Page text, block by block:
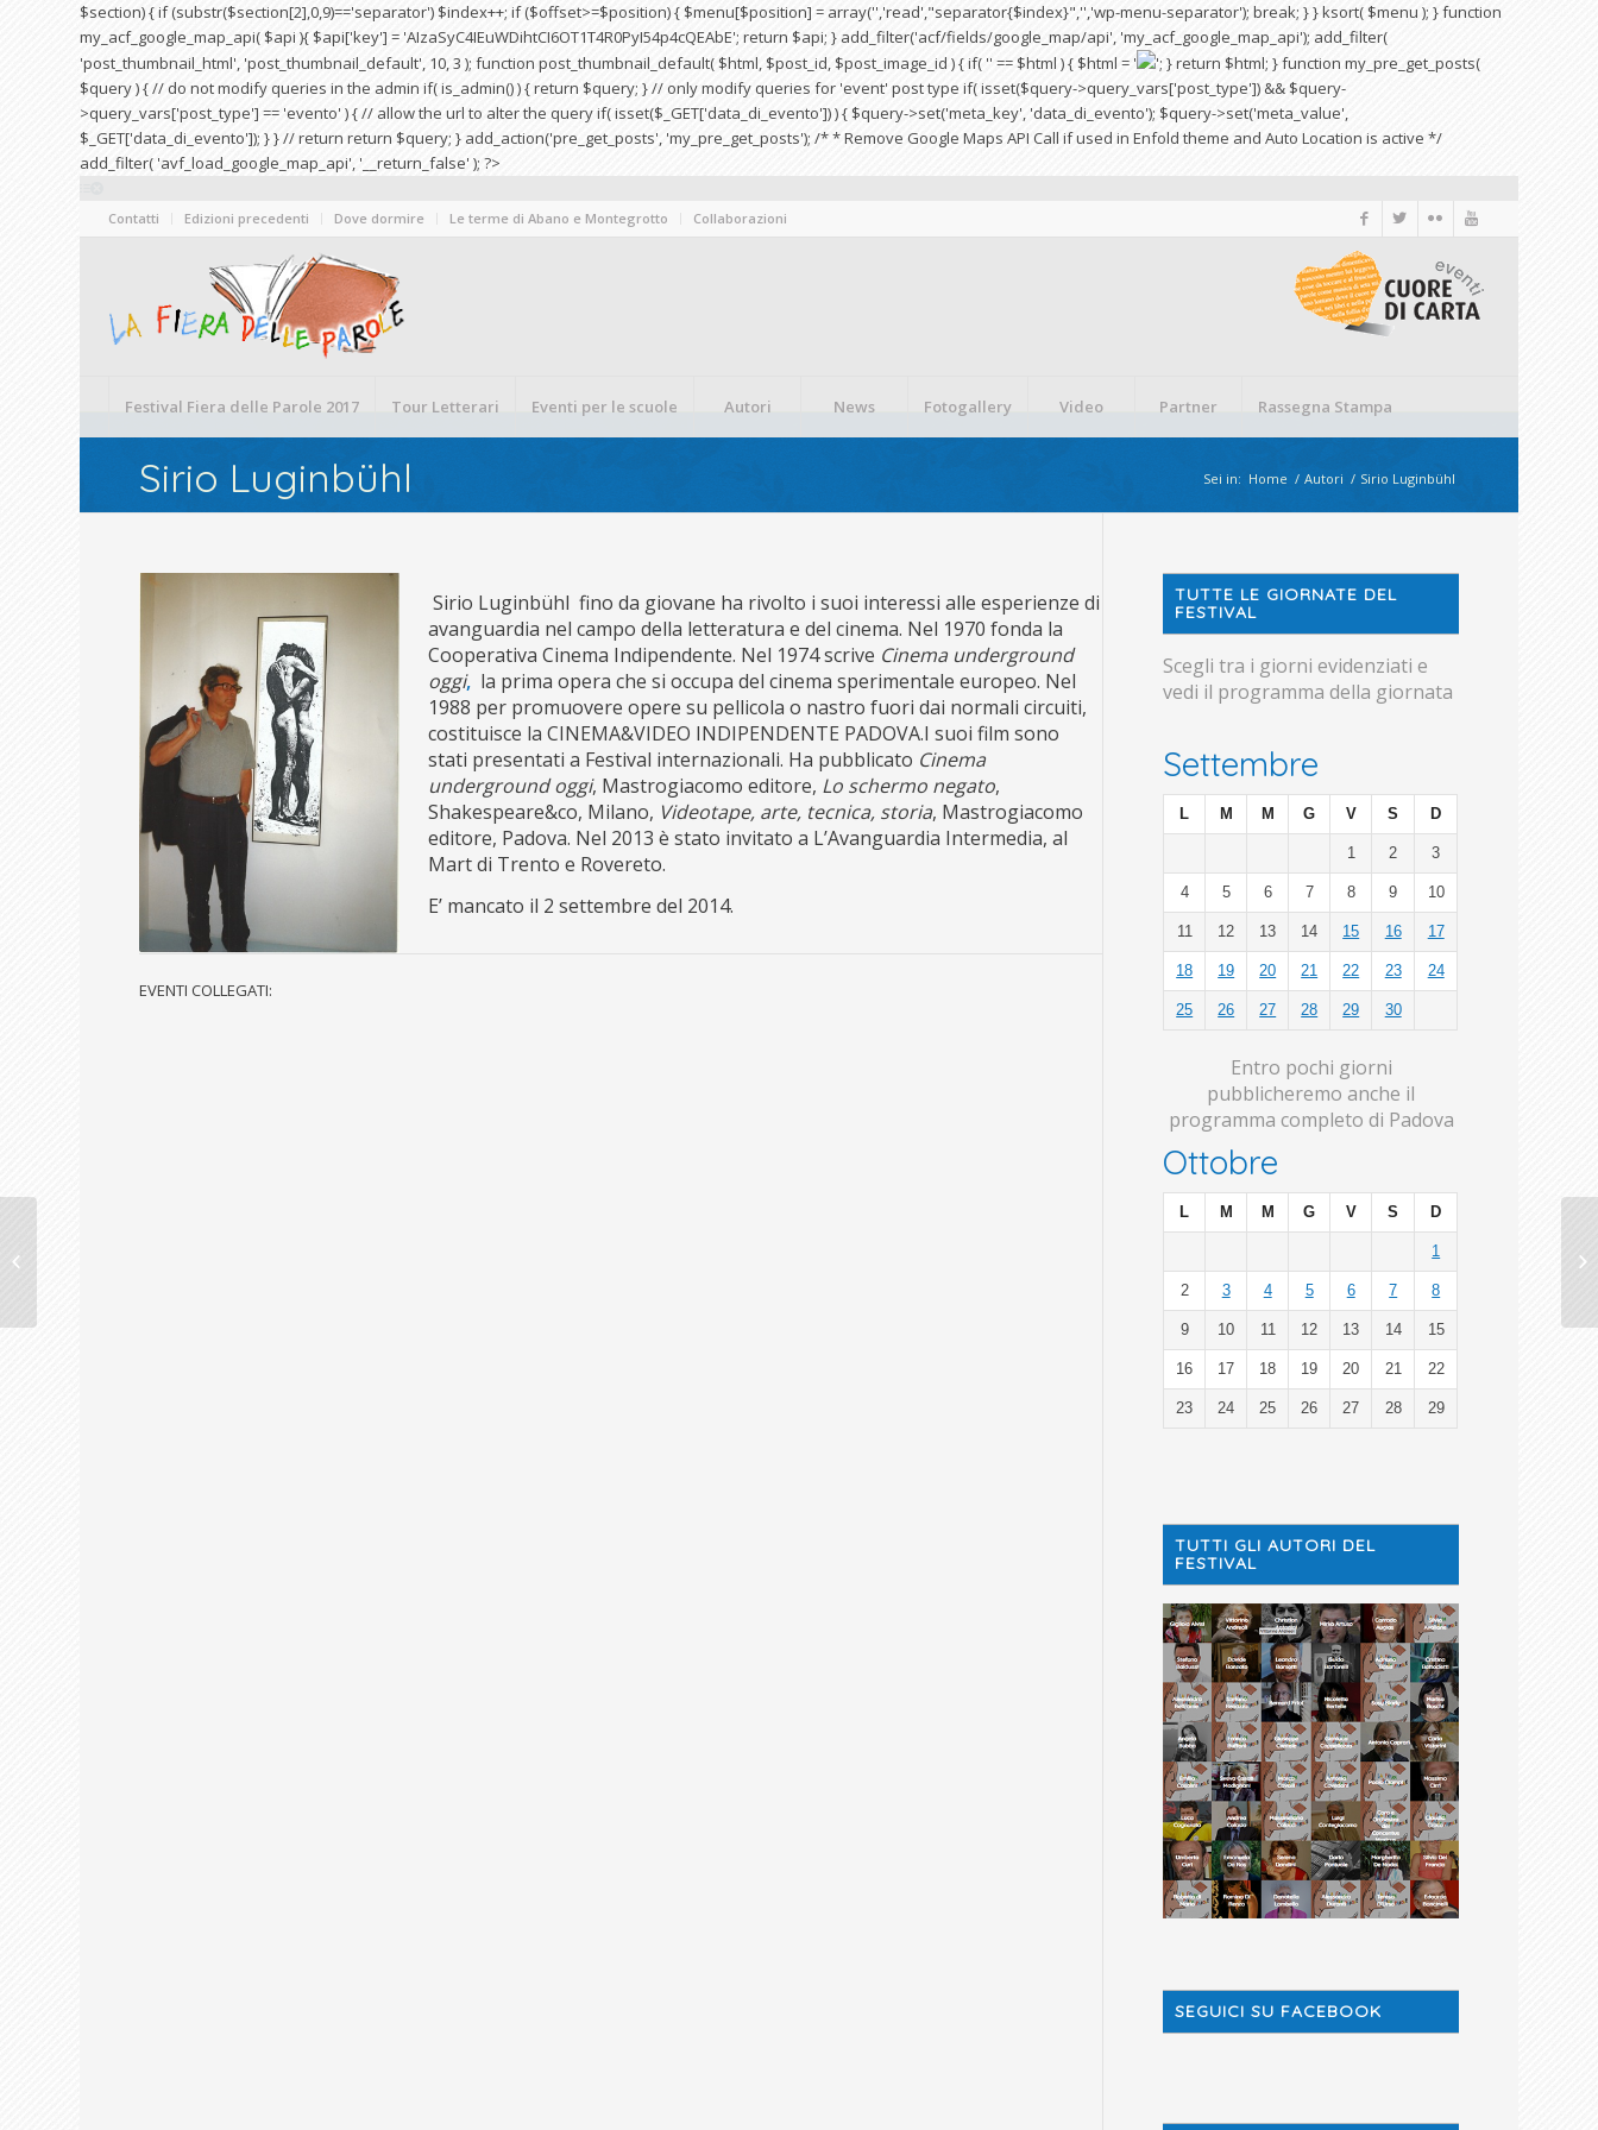
$section) { if (substr($section[2],0,9)=='separator') $index++; if ($offset>=$position) { $menu[$position] = array('','read',"separator{$index}",'','wp-menu-separator'); break; } } ksort( $menu ); } function
my_acf_google_map_api( $api ){ $api['key'] = 'AIzaSyC4IEuWDihtCI6OT1T4R0PyI54p4cQEAbE'; return $api; } add_filter('acf/fields/google_map/api', 'my_acf_google_map_api'); add_filter(
'post_thumbnail_html', 'post_thumbnail_default', 10, 3 ); function post_thumbnail_default( $html, $post_id, $post_image_id ) { if( '' == $html ) { $html = '
'; } return $html; } function my_pre_get_posts(
$query ) { // do not modify queries in the admin if( is_admin() ) { return $query; } // only modify queries for 'event' post type if( isset($query->query_vars['post_type']) && $query-
>query_vars['post_type'] == 'evento' ) { // allow the url to alter the query if( isset($_GET['data_di_evento']) ) { $query->set('meta_key', 'data_di_evento'); $query->set('meta_value',
$_GET['data_di_evento']); } } // return return $query; } add_action('pre_get_posts', 'my_pre_get_posts'); /* * Remove Google Maps API Call if used in Enfold theme and Auto Location is active */
add_filter( 'avf_load_google_map_api', '__return_false' ); ?>
Contatti Edizioni precedenti Dove dormire Le terme di Abano e Montegrotto Collaborazioni
Festival Fiera delle Parole 2017 Tour Letterari Eventi per le scuole Autori News Fotogallery Video Partner Rassegna Stampa
Sirio Luginbühl Sei in: Home / Autori / Sirio Luginbühl
Sirio Luginbühl fino da giovane ha rivolto i suoi interessi alle esperienze di
avanguardia nel campo della letteratura e del cinema. Nel 1970 fonda la
Cooperativa Cinema Indipendente. Nel 1974 scrive Cinema underground
oggi, la prima opera che si occupa del cinema sperimentale europeo. Nel
1988 per promuovere opere su pellicola o nastro fuori dai normali circuiti,
costituisce la CINEMA&VIDEO INDIPENDENTE PADOVA.I suoi film sono
stati presentati a Festival internazionali. Ha pubblicato Cinema
underground oggi, Mastrogiacomo editore, Lo schermo negato,
Shakespeare&co, Milano, Videotape, arte, tecnica, storia, Mastrogiacomo
editore, Padova. Nel 2013 è stato invitato a L’Avanguardia Intermedia, al
Mart di Trento e Rovereto.
E’ mancato il 2 settembre del 2014.
EVENTI COLLEGATI:
TUTTE LE GIORNATE DEL
FESTIVAL
Scegli tra i giorni evidenziati e
vedi il programma della giornata
Settembre
L M M G V S D
1 2 3
4 5 6 7 8 9 10
11 12 13 14 15 16 17
18 19 20 21 22 23 24
25 26 27 28 29 30
Entro pochi giorni
pubblicheremo anche il
programma completo di Padova
Ottobre
L M M G V S D
1
2 3 4 5 6 7 8
9 10 11 12 13 14 15
16 17 18 19 20 21 22
23 24 25 26 27 28 29
TUTTI GLI AUTORI DEL
FESTIVAL
SEGUICI SU FACEBOOK